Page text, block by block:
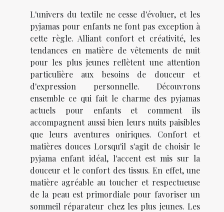
L'univers du textile ne cesse d'évoluer, et les
pyjamas pour enfants ne font pas exception à
cette règle. Alliant confort et créativité, les
tendances en matière de vêtements de nuit
pour les plus jeunes reflètent une attention
particulière aux besoins de douceur et
d'expression personnelle. Découvrons
ensemble ce qui fait le charme des pyjamas
actuels pour enfants et comment ils
accompagnent aussi bien leurs nuits paisibles
que leurs aventures oniriques. Confort et
matières douces Lorsqu'il s'agit de choisir le
pyjama enfant idéal, l'accent est mis sur la
douceur et le confort des tissus. En effet, une
matière agréable au toucher et respectueuse
de la peau est primordiale pour favoriser un
sommeil réparateur chez les plus jeunes. Les